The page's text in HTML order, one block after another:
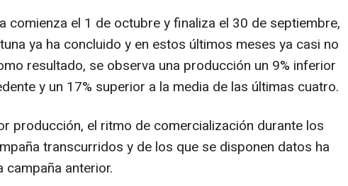
comienza el 1 de octubre y finaliza el 30 de septiembre,
ya ha concluido y en estos últimos meses ya casi no
resultado, se observa una producción un 9% inferior
y un 17% superior a la media de las últimas cuatro.
producción, el ritmo de comercialización durante los
transcurridos y de los que se disponen datos ha
campaña anterior.